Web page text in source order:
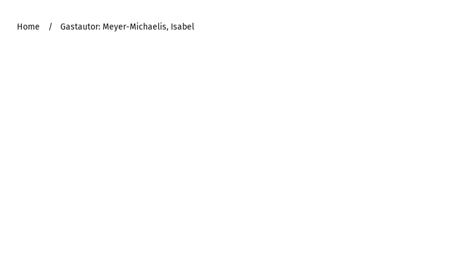
Home / Gastautor: Meyer-Michaelis, Isabel